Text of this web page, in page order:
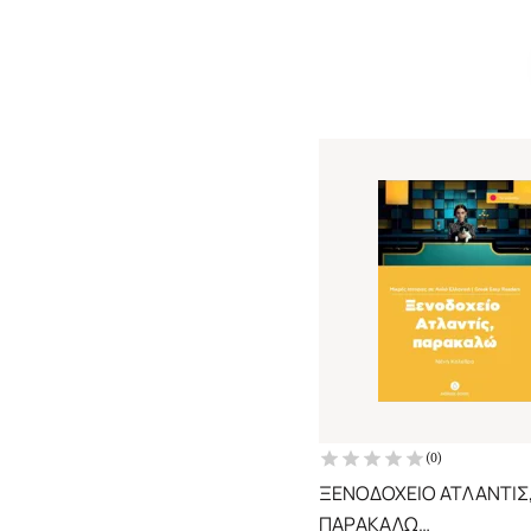
(0)
ΞΕΝΟΔΟΧΕΙΟ ΑΤΛΑΝΤΙΣ,
ΠΑΡΑΚΑΛΩ